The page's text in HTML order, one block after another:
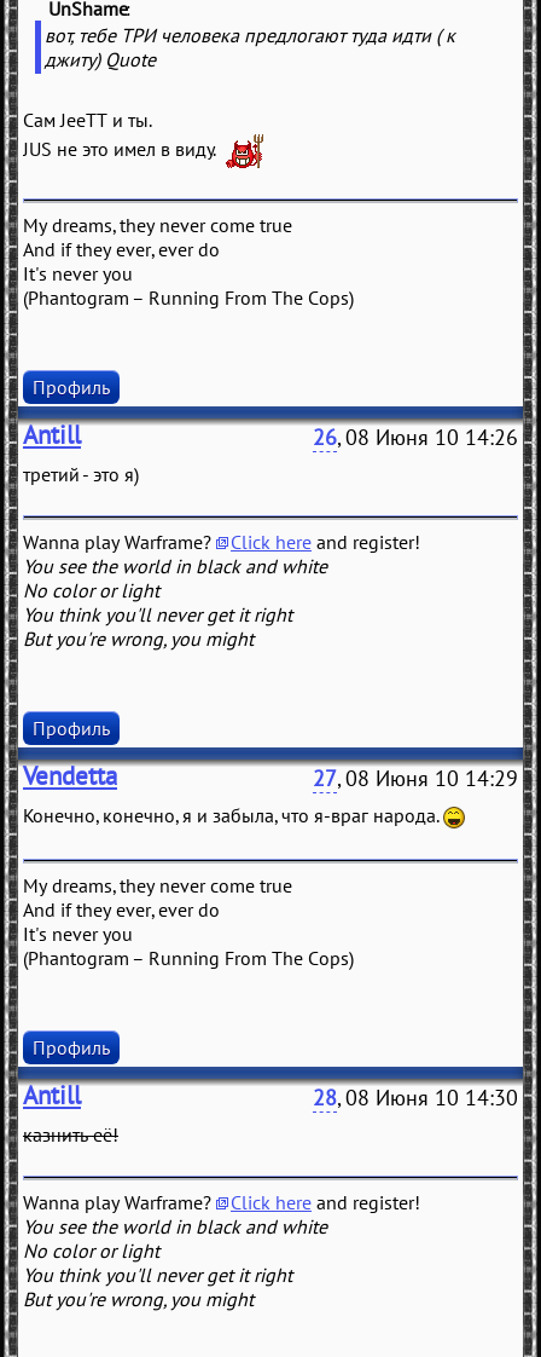
UnShame
вот, тебе ТРИ человека предлогают туда идти ( к
джиту) Quote
Сам JeeTT и ты.
JUS не это имел в виду.
My dreams, they never come true
And if they ever, ever do
It's never you
(Phantogram – Running From The Cops)
Профиль
Antill 26, 08 Июня 10 14:26
третий - это я)
Wanna play Warframe? Click here and register!
You see the world in black and white
No color or light
You think you'll never get it right
But you're wrong, you might
Профиль
Vendetta 27, 08 Июня 10 14:29
Конечно, конечно, я и забыла, что я-враг народа.
My dreams, they never come true
And if they ever, ever do
It's never you
(Phantogram – Running From The Cops)
Профиль
Antill 28, 08 Июня 10 14:30
казнить её!
Wanna play Warframe? Click here and register!
You see the world in black and white
No color or light
You think you'll never get it right
But you're wrong, you might